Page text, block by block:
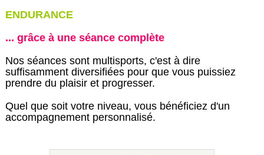
ENDURANCE
... grâce à une séance complète
Nos séances sont multisports, c'est à dire
suffisamment diversifiées pour que vous puissiez
prendre du plaisir et progresser.
Quel que soit votre niveau, vous bénéficiez d'un
accompagnement personnalisé.